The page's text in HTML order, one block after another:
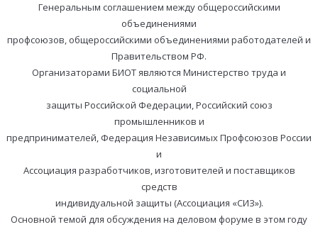
Генеральным соглашением между общероссийскими
объединениями
профсоюзов, общероссийскими объединениями работодателей и
Правительством РФ.
Организаторами БИОТ являются Министерство труда и
социальной
защиты Российской Федерации, Российский союз
промышленников и
предпринимателей, Федерация Независимых Профсоюзов России
и
Ассоциация разработчиков, изготовителей и поставщиков
средств
индивидуальной защиты (Ассоциация «СИЗ»).
Основной темой для обсуждения на деловом форуме в этом году